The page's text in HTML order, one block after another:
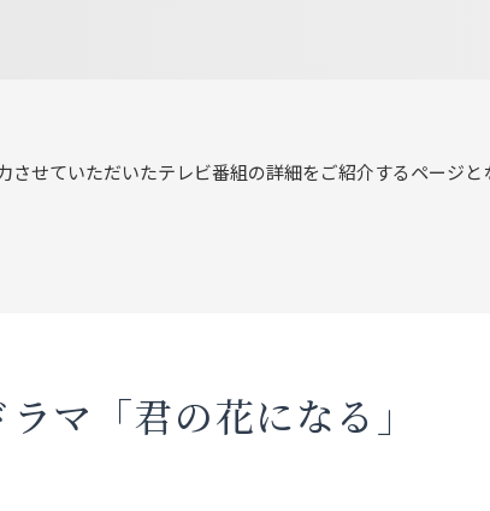
させていただいたテレビ番組の詳細をご紹介するページと
マ「君の花になる」